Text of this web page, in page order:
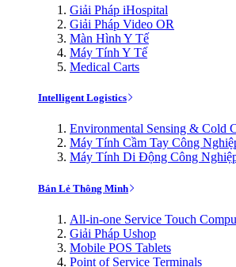
Giải Pháp iHospital
Giải Pháp Video OR
Màn Hình Y Tế
Máy Tính Y Tế
Medical Carts
Intelligent Logistics
Environmental Sensing & Cold
Máy Tính Cầm Tay Công
Máy Tính Di Động Công
Bán Lẻ Thông Minh
All-in-one Service Touch
Giải Pháp Ushop
Mobile POS Tablets
Point of Service Terminals